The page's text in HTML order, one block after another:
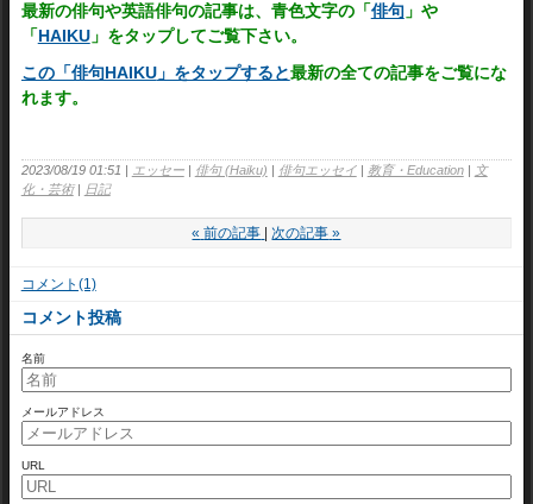
最新の俳句や英語俳句の記事は、青色文字の「俳句」や
「HAIKU」をタップしてご覧下さい。
この「俳句HAIKU」をタップすると最新の全ての記事をご覧にな
れます。
2023/08/19 01:51 エッセー 俳句 (Haiku) 俳句エッセイ 教育・Education
文
化・芸術
日記
« 前の記事 次の記事 »
コメント(1)
コメント投稿
名前
メールアドレス
URL